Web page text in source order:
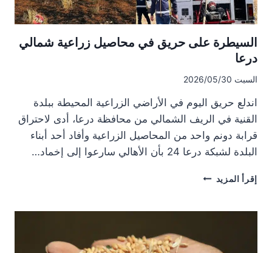
السيطرة على حريق في محاصيل زراعية شمالي
درعا
السبت 2026/05/30
اندلع حريق اليوم في الأراضي الزراعية المحيطة ببلدة
القنية في الريف الشمالي من محافظة درعا، أدى لاحتراق
قرابة دونم واحد من المحاصيل الزراعية وأفاد أحد أبناء
البلدة لشبكة درعا 24 بأن الأهالي سارعوا إلى إخماد…
إقرأ المزيد السيطرة
في
زراعية